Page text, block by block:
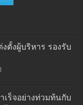
ตั้งผู้บริหาร รองรับ
เร็จอย่างท่วมท้นกับ